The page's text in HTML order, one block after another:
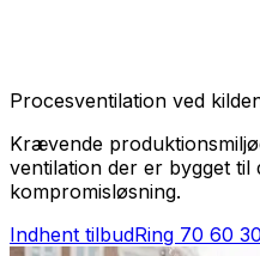
Procesventilation ved
Krævende
ventilation der er bygget
kompromisløsning.
Indhent tilbudRing 70 60